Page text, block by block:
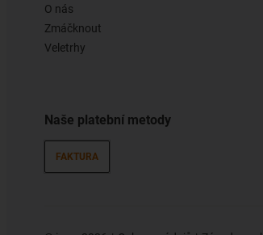
O nás
Zmáčknout
Veletrhy
Naše platební metody
FAKTURA